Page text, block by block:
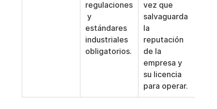
regulaciones
y
estándares
industriales
obligatorios.
vez que
salvaguarda
la
reputación
de la
empresa y
su licencia
para operar.